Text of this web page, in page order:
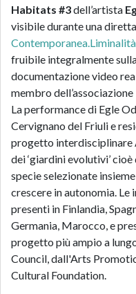
Habitats #3dell’artista
visibile durante una
fruibile integralmente
documentazione video
membro
La performance di Egle
Cervignano del Friuli e
progetto interdisciplinare
dei ‘giardini evolutivi’
specie selezionate
crescere in autonomia. Le
presenti in Finlandia,
Germania, Marocco, e
progetto più ampio a
Council, dall'Arts
Cultural Foundation.